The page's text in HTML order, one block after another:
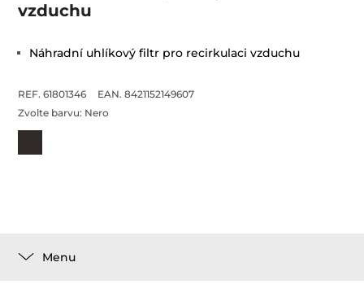
vzduchu
Náhradní uhlíkový filtr pro recirkulaci vzduchu
REF. 61801346
EAN. 8421152149607
Zvolte barvu: Nero
Menu